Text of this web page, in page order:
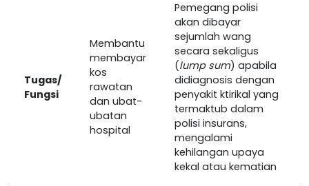
Tugas/
Fungsi
Membantu
membayar
kos
rawatan
dan ubat-
ubatan
hospital
Pemegang polisi
akan dibayar
sejumlah wang
secara sekaligus
(lump sum) apabila
didiagnosis dengan
penyakit ktirikal yang
termaktub dalam
polisi insurans,
mengalami
kehilangan upaya
kekal atau kematian